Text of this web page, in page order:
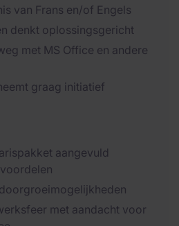
van Frans en/of Engels
denkt oplossingsgericht
met MS Office en andere
graag initiatief
aangevuld
met aandacht voor